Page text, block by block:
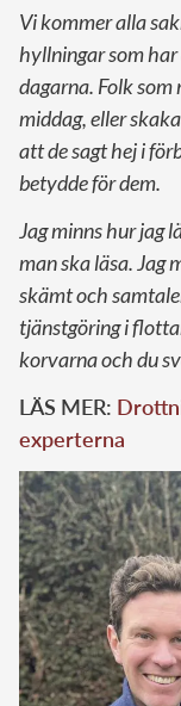
Vi kommer alla
hyllningar som har
dagarna. Folk som
middag, eller
att de sagt hej i
betydde för dem.
Jag minns hur jag
man ska läsa. Jag
skämt och
tjänstgöring i
korvarna och du
LÄS MER:
experterna